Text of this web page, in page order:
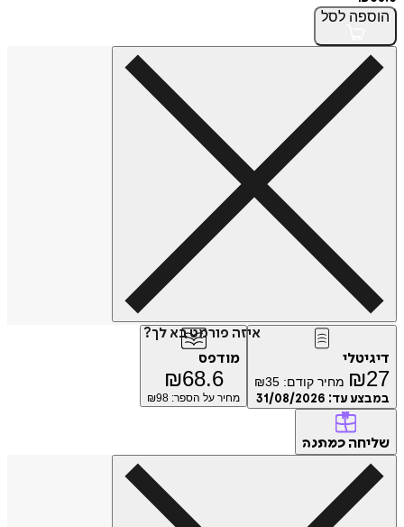
הוספה לסל
איזה פורמט בא לך?
דיגיטלי
₪27 מחיר קודם: ₪35
במבצע עד: 31/08/2026
מודפס
₪68.6
מחיר על הספר: ₪ 98
שליחה כמתנה